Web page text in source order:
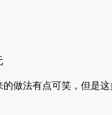
的做法有点可笑，但是